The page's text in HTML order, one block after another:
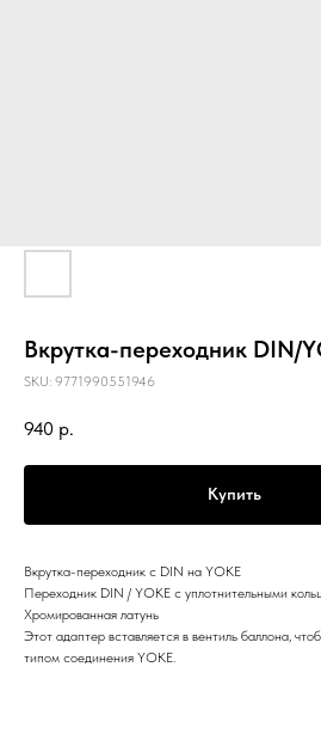
Вкрутка-переходник DIN/
SKU: 9771990551946
940 р.
Купить
Вкрутка-переходник с DIN на YOKE
Переходник DIN / YOKE с уплотнительными
Хромированная латунь
Этот адаптер вставляется в вентиль баллона,
типом соединения YOKE.